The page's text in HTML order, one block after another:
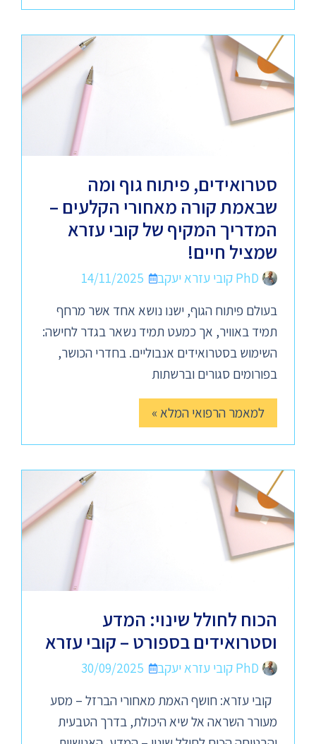
סטרואידים, פיתוח גוף ומה
שבאמת קורה מאחורי הקלעים –
המדריך המקיף של קובי עזרא
שמציל חיים!
PhD קובי עזרא יעקב
14/11/2025
בעולם פיתוח הגוף, ישנו נושא אחד אשר מרחף
תמיד באוויר, אך כמעט תמיד נשאר בגדר לחישה:
השימוש בסטרואידים אנבוליים. בחדרי הכושר,
בפורומים סגורים וברשתות
למאמר הרפואי המלא »
הכוח לחולל שינוי: המדע
וסטרואידים בספורט – קובי עזרא
PhD קובי עזרא יעקב
30/09/2025
קובי עזרא: חושף האמת מאחורי הברזל – מסע
מעורר השראה אל שיא היכולת, בדרך הטבעית